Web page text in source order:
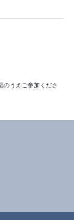
のうえご参加くださ